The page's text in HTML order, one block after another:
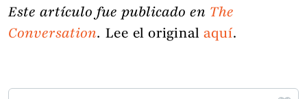
Este artículo fue publicado en The
Conversation. Lee el original aquí.